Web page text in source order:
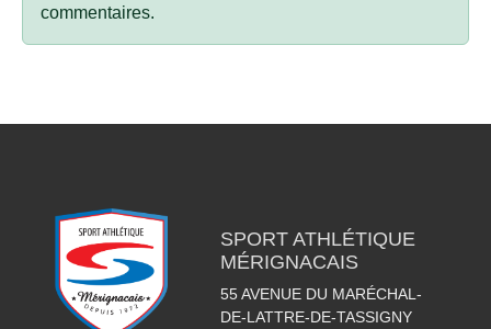
commentaires.
SPORT ATHLÉTIQUE
MÉRIGNACAIS
55 AVENUE DU MARÉCHAL-
DE-LATTRE-DE-TASSIGNY